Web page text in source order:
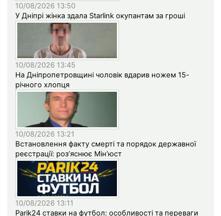
10/08/2026 13:50
У Дніпрі жінка здала Starlink окупантам за гроші
10/08/2026 13:45
На Дніпропетровщині чоловік вдарив ножем 15-
річного хлопця
10/08/2026 13:21
Встановлення факту смерті та порядок державної
реєстрації: роз’яснює Мін’юст
10/08/2026 13:11
Parik24 ставки на футбол: особливості та переваги